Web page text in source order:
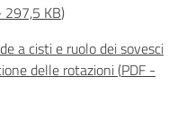
297,5 KB)
a cisti e ruolo dei sovesci
delle rotazioni(PDF -